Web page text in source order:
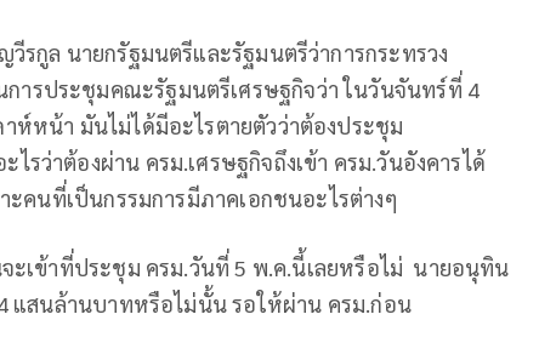
รกูล นายกรัฐมนตรีและรัฐมนตรีว่าการกระทรวง
ารประชุมคณะรัฐมนตรีเศรษฐกิจว่า ในวันจันทร์ที่ 4
ห์หน้า มันไม่ได้มีอะไรตายตัวว่าต้องประชุม
รว่าต้องผ่าน ครม.เศรษฐกิจถึงเข้า ครม.วันอังคารได้
ะคนที่เป็นกรรมการมีภาคเอกชนอะไรต่างๆ
จะเข้าที่ประชุม ครม.วันที่ 5 พ.ค.นี้เลยหรือไม่ นายอนุทิน
4 แสนล้านบาทหรือไม่นั้น รอให้ผ่าน ครม.ก่อน